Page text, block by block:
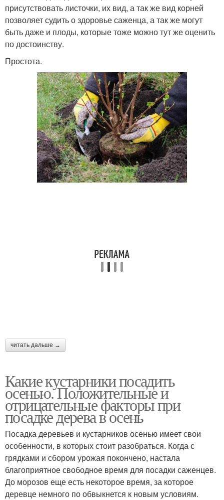
присутствовать листочки, их вид, а так же вид корней
позволяет судить о здоровье саженца, а так же могут
быть даже и плоды, которые тоже можно тут же оценить
по достоинству.
Простота.
читать дальше →
Какие кустарники посадить
осенью. Положительные и
отрицательные факторы при
посадке дерева в осень
Посадка деревьев и кустарников осенью имеет свои
особенности, в которых стоит разобраться. Когда с
грядками и сбором урожая покончено, настала
благоприятное свободное время для посадки саженцев.
До морозов еще есть некоторое время, за которое
деревце немного по обвыкнется к новым условиям.